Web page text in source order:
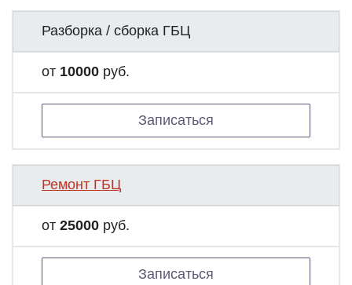
Разборка / сборка ГБЦ
от 10000 руб.
Записаться
Ремонт ГБЦ
от 25000 руб.
Записаться